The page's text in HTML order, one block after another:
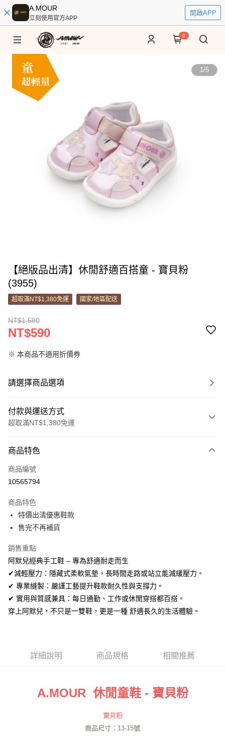
A.MOUR
立刻使用官方APP
開啟APP
0
1/5
【絕版品出清】休閒舒適百搭童 - 寶貝粉
(3955)
超取滿NT$1,380免運 國家/地區配送
NT$1,580
NT$590
※ 本商品不適用折價券
請選擇商品選項
付款與運送方式
超取滿NT$1,380免運
信用卡一次付款
信用卡分期付款
合作金庫商業銀行
華南商業銀行
上海商業儲蓄銀行
臺灣中小企業銀行
匯豐（台灣）商業銀行
華泰商業銀行
聯邦商業銀行
遠東國際商業銀行
元大商業銀行
永豐商業銀行
台新國際商業銀行
中國信託商業銀行
台灣樂天信用卡公司
超商取貨付款
LINE Pay
Apple Pay
街口支付
悠遊付
Google Pay
相關說明
１．簡單：不需註冊會員、不需綁卡、不需儲值。
２．便利：只要手機號碼，簡訊認證，即可結帳。
【「AFTEE先享後付」結帳流程】
運送方式
每筆NT$60，滿NT$1,380(含以上)免運費
商品特色
商品編號
10565794
商品特色
特價出清優惠鞋款
售完不再補貨
銷售重點
阿默兒經典手工鞋 – 專為舒適耐走而生
✔減輕壓力：隱藏式柔軟氣墊，長時間走路或站立能減緩壓力。
✔ 專業縫製：嚴謹工藝提升鞋款耐久性與支撐力。
✔ 實用與質感兼具：每日通勤、工作或休閒穿搭都百搭。
穿上阿默兒，不只是一雙鞋，更是一種 舒適長久的生活體驗。
詳細說明 商品規格 相關推薦
A.MOUR 休閒童鞋 - 寶貝粉
寶貝粉
商品尺寸：13-15號